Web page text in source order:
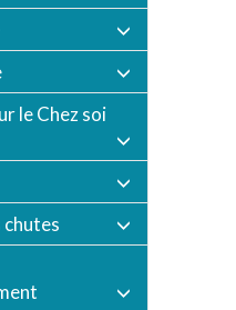
le Chez soi